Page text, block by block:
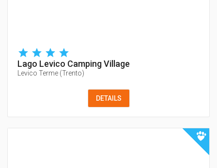
Lago Levico Camping Village
Levico Terme (Trento)
DETAILS